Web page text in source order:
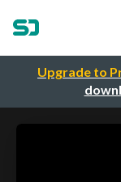
Upgrade to